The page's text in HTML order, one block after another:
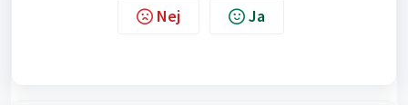
Nej Ja